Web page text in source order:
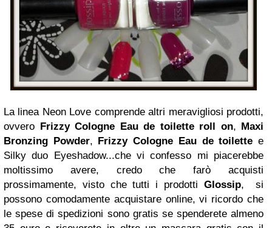
La linea Neon Love comprende altri meravigliosi prodotti,
ovvero Frizzy Cologne Eau de toilette roll on, Maxi
Bronzing Powder, Frizzy Cologne Eau de toilette e
Silky duo Eyeshadow...che vi confesso mi piacerebbe
moltissimo avere, credo che farò acquisti
prossimamente, visto che tutti i prodotti Glossip, si
possono comodamente acquistare online, vi ricordo che
le spese di spedizioni sono gratis se spenderete almeno